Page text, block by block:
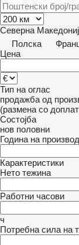
Северна
Полска
Цена
Тип на оглас
продажба од
(размена со
Состојба
нов половни
Година на
Карактеристики
Нето тежина
Работни часови
ч
Потребна сила на